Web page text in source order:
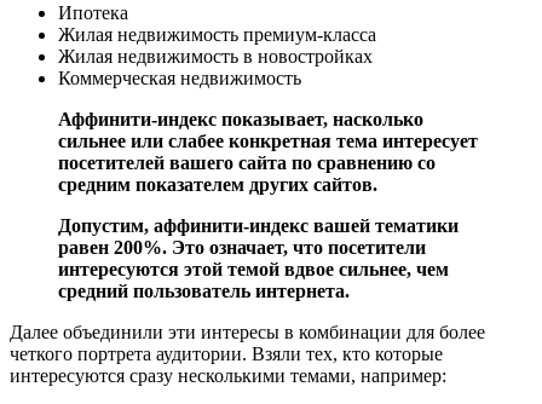
Ипотека
Жилая недвижимость премиум-класса
Жилая недвижимость в новостройках
Коммерческая недвижимость
Аффинити-индекс показывает, насколько
сильнее или слабее конкретная тема интересует
посетителей вашего сайта по сравнению со
средним показателем других сайтов.
Допустим, аффинити-индекс вашей тематики
равен 200%. Это означает, что посетители
интересуются этой темой вдвое сильнее, чем
средний пользователь интернета.
Далее объединили эти интересы в комбинации для более
четкого портрета аудитории. Взяли тех, кто которые
интересуются сразу несколькими темами, например: